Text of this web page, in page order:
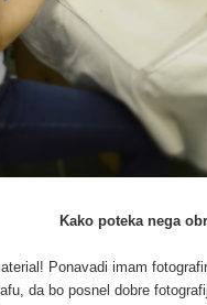
Kako poteka nega
Ponavadi imam
da bo posnel dobre